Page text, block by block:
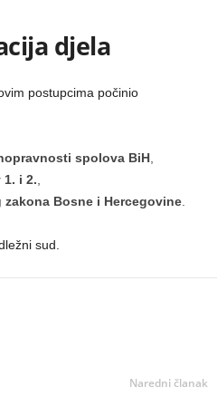
djela
postupcima počinio
spolova BiH,
1. i 2.,
Bosne i Hercegovine.
sud.
Naredni članak